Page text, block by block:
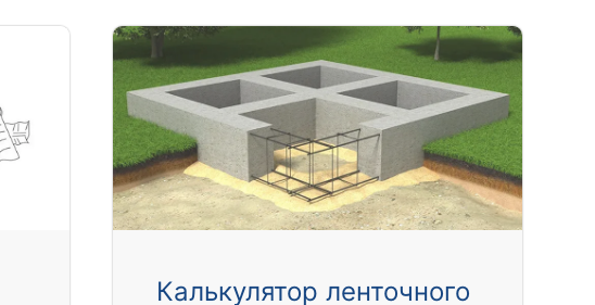
Калькулятор ленточного